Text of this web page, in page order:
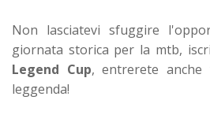
Non lasciatevi sfuggire
giornata storica per la mtb,
Legend Cup, entrerete
leggenda!